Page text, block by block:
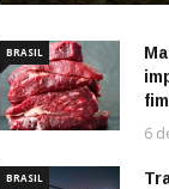
BRASIL
6
BRASIL